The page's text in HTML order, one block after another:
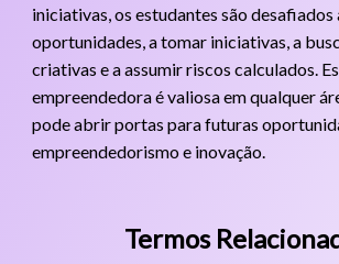
iniciativas, os estudantes são
oportunidades, a tomar iniciativas, a
criativas e a assumir riscos calculados.
empreendedora é valiosa em qualquer
pode abrir portas para futuras
empreendedorismo e inovação.
Termos